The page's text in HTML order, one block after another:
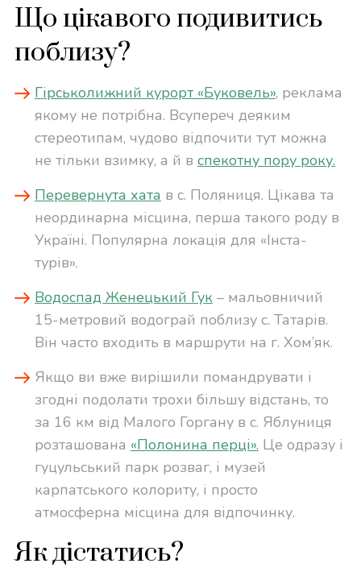
Що цікавого подивитись
поблизу?
Гірськолижний курорт «Буковель», реклама
якому не потрібна. Всупереч деяким
стереотипам, чудово відпочити тут можна
не тільки взимку, а й в спекотну пору року.
Перевернута хата в с. Поляниця. Цікава та
неординарна місцина, перша такого роду в
Україні. Популярна локація для «Інста-
турів».
Водоспад Женецький Гук– мальовничий
15-метровий водограй поблизу с. Татарів.
Він часто входить в маршрути на г. Хом’як.
Якщо ви вже вирішили помандрувати і
згодні подолати трохи більшу відстань, то
за 16 км від Малого Горгану в с. Яблуниця
розташована «Полонина перці». Це одразу і
гуцульський парк розваг, і музей
карпатського колориту, і просто
атмосферна місцина для відпочинку.
Як дістатись?